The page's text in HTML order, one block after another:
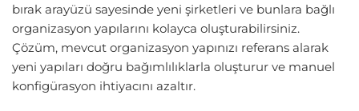
bırak arayüzü sayesinde yeni şirketleri ve bunlara bağlı
organizasyon yapılarını kolayca oluşturabilirsiniz.
Çözüm, mevcut organizasyon yapınızı referans alarak
yeni yapıları doğru bağımlılıklarla oluşturur ve manuel
konfigürasyon ihtiyacını azaltır.